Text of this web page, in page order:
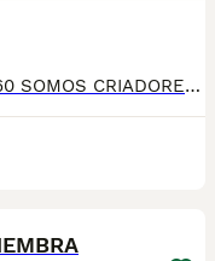
TELEFONO O WHATSAPP 722 490 760 SOMOS CRIADORES DIRECTOS SIN INTERMEDIARIOS! MAS DE 20 AÑOS EN EL SECTOR NOS AVALAN, VALORANDO NO SOLO LA CRIA RESPONSABLE SI NO TAMBIEN LA SELECCIÓN PARA MEJORAR LA RAZA DURANTE TODOS ESTOS AÑOS. NUESTROS CACHORROS SE ENTREGAN PREVIAMENTE REVISADOS POR UN VETERINARIO PROFESIONAL Y BAJO LOS MAS ESTRICTOS CONTROLES DE SALUD, HACEMOS HINCAPIÉ EN SU SOCIABILIZACIÓN PARA SU CORRECTO DESARROLLO NEUROLOGICO! Y OS ASESORAMOS ANTES DURANTE Y DESPUES DE LA ENTREGA PARA QUE TODO SEA LO MAS AFABLE Y FACIL POSIBLE DURANTE LA ADAPTACION! NUESTROS BEBE SE ENTREGAN A PARTIR DE LOS DOS MESES CON SUS VACUNAS AL DIA, DESPARASITADOS Y CON GARANTIAS DE SALUD, MICROCHIP Y CARTILLA DE VACUNACION! SI BUSCAS UN COMPAÑERO SANO Y EQUILIBRADO ESTE ES EL LUGAR, TE ASESORAREMOS DURANTE TODO EL PROCESO NO DUDES EN CONSULTAR POR NUESTROS PEQUES AL 722 490 760